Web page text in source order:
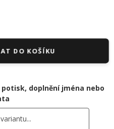
DO KOŠÍKU
doplnění jména nebo